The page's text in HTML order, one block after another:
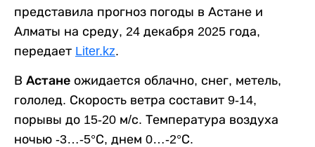
представила прогноз погоды в Астане и
Алматы на среду, 24 декабря 2025 года,
передает Liter.kz.
В Астане ожидается облачно, снег, метель,
гололед. Скорость ветра составит 9-14,
порывы до 15-20 м/с. Температура воздуха
ночью -3…-5°С, днем 0…-2°С.